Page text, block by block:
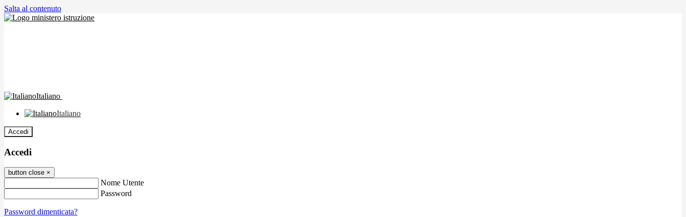
Salta al contenuto
Italiano
Italiano
Accedi
Accedi
button close ×
Nome Utente
Password
Password dimenticata?